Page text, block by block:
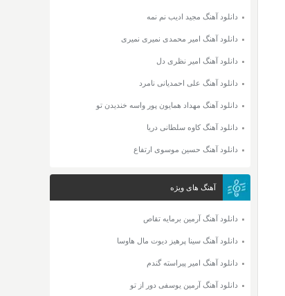
دانلود آهنگ مجید ادیب نم نمه
دانلود آهنگ امیر محمدی نمیری نمیری
دانلود آهنگ امیر نظری دل
دانلود آهنگ علی احمدیانی نامرد
دانلود آهنگ مهداد همایون پور واسه خندیدن تو
دانلود آهنگ کاوه سلطانی دریا
دانلود آهنگ حسین موسوی ارتفاع
آهنگ های ویژه
دانلود آهنگ آرمین برمایه تقاص
دانلود آهنگ سینا پرهیز دیوت مال هاوسا
دانلود آهنگ امیر پیراسته گندم
دانلود آهنگ آرمین یوسفی دور از تو